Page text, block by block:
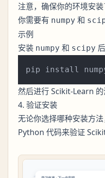
注意，确保你的环境安
你需要有 numpy 和
示例
安装 numpy 和 scipy
然后进行 Scikit-Learn 的
4. 验证安装
无论你选择哪种安装方
Python 代码来验证